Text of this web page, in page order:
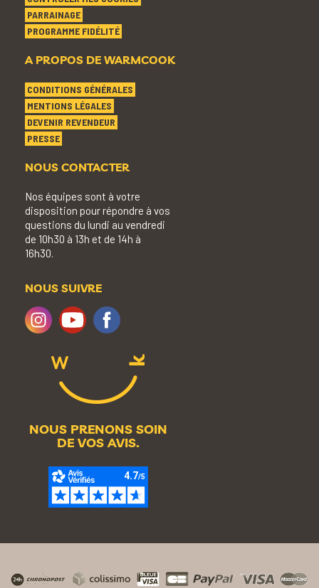
PARRAINAGE
PROGRAMME FIDÉLITÉ
A PROPOS DE WARMCOOK
CONDITIONS GÉNÉRALES
MENTIONS LÉGALES
DEVENIR REVENDEUR
PRESSE
NOUS CONTACTER
Nos équipes sont à votre
disposition pour répondre à vos
questions du lundi au vendredi
de 10h30 à 13h et de 14h à
16h30.
NOUS SUIVRE
NOUS PRENONS SOIN
DE VOS AVIS.